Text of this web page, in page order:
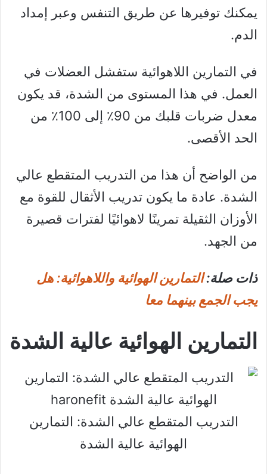
يمكنك توفيرها عن طريق التنفس وعبر إمداد
الدم.
في التمارين اللاهوائية ستفشل العضلات في
العمل. في هذا المستوى من الشدة، قد يكون
معدل ضربات قلبك من 90٪ إلى 100٪ من
الحد الأقصى.
من الواضح أن هذا من التدريب المتقطع عالي
الشدة. عادة ما يكون تدريب الأثقال للقوة مع
الأوزان الثقيلة تمرينًا لاهوائيًا لفترات قصيرة
من الجهد.
ذات صلة:التمارين الهوائية واللاهوائية: هل
يجب الجمع بينهما معا
التمارين الهوائية عالية الشدة
التدريب المتقطع عالي الشدة: التمارين
الهوائية عالية الشدة